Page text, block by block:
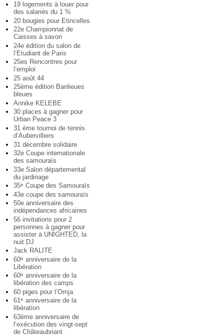
19 logements à louer pour
des salariés du 1 %
20 bougies pour Etincelles
22e Championnat de
Caisses à savon
24e édition du salon de
l’Etudiant de Paris
25es Rencontres pour
l’emploi
25 août 44
25ème édition Banlieues
bleues
Annike KELEBE
30 places à gagner pour
Urban Peace 3
31 ème tournoi de tennis
d’Aubervilliers
31 décembre solidaire
32e Coupe internationale
des samouraïs
33e Salon départemental
du jardinage
35e Coupe des Samouraïs
43e coupe des samouraïs
50e anniversaire des
indépendances africaines
56 invitations pour 2
personnes à gagner pour
assister à UNIGHTED, la
nuit DJ
Jack RALITE
60e anniversaire de la
Libération
60e anniversaire de la
libération des camps
60 piges pour l’Omja
61e anniversaire de la
libération
63ème anniversaire de
l’exécution des vingt-sept
de Châteaubriant